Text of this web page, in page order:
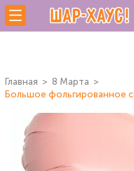
Главная
8 Марта
Большое фольгированное